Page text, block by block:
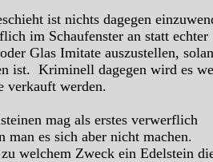
ist nichts dagegen
im Schaufenster an statt echter
Glas Imitate auszustellen,
ist. Kriminell dagegen wird es
verkauft werden.
mag als erstes verwerflich
man es sich aber nicht machen.
welchem Zweck ein Edelstein